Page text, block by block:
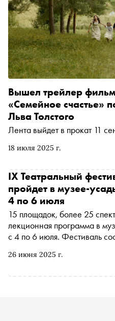
18 июля 2025 г.
Вышел трейлер
«Семейное счастье»
Льва Толстого
Лента выйдет в прокат 11
26 июня 2025 г.
IX Театральный
пройдет в музее-
4 по 6 июля
15 площадок, более 25
лекционная программа в
с 4 по 6 июля. Фестиваль
области. Многолетними